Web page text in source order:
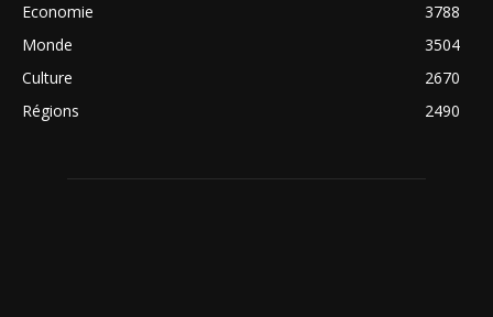
Economie
3788
Monde
3504
Culture
2670
Régions
2490